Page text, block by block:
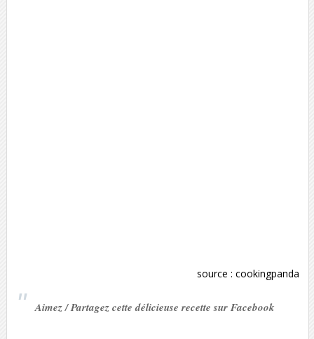
source :cookingpanda
Aimez / Partagez cette délicieuse recette sur Facebook